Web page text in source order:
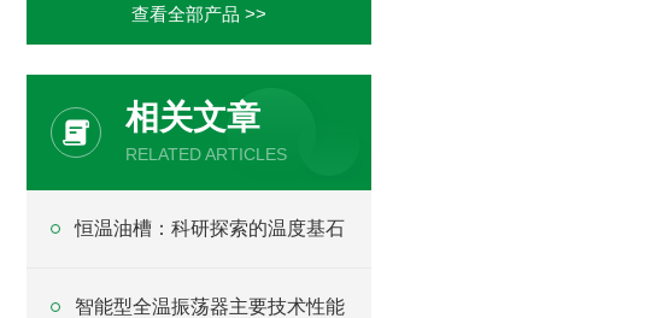
查看全部产品 >>
相关文章
RELATED ARTICLES
恒温油槽：科研探索的温度基石
智能型全温振荡器主要技术性能